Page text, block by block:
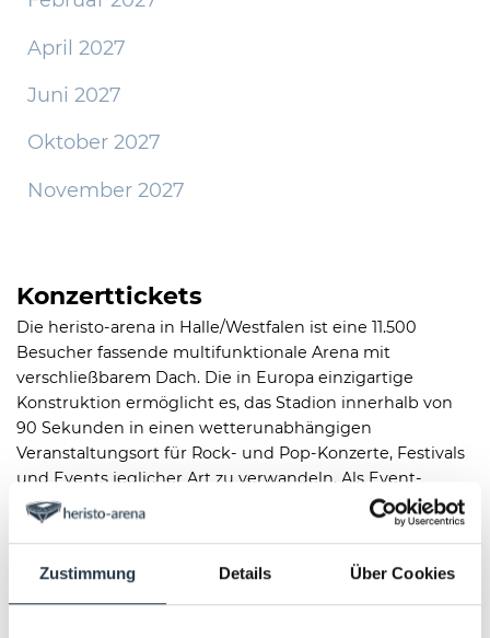
Zustimmung Details Über Cookies
April 2027
Juni 2027
Oktober 2027
November 2027
Konzerttickets
Die heristo-arena in Halle/Westfalen ist eine 11.500
Besucher fassende multifunktionale Arena mit
verschließbarem Dach. Die in Europa einzigartige
Konstruktion ermöglicht es, das Stadion innerhalb von
90 Sekunden in einen wetterunabhängigen
Veranstaltungsort für Rock- und Pop-Konzerte, Festivals
und Events jeglicher Art zu verwandeln. Als Event-
Location bedient die heristo-arena Städte in
Ostwestfalen wie Bielefeld, Osnabrück, Gütersloh,
Salzuflen.